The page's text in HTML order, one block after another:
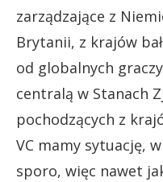
zarządzające z
Brytanii, z krajów
od globalnych
centralą w Stanach
pochodzących z
VC mamy sytuację,
sporo, więc nawet